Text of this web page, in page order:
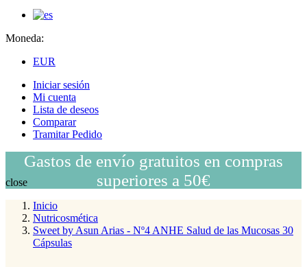
Moneda:
EUR
Iniciar sesión
Mi cuenta
Lista de deseos
Comparar
Tramitar Pedido
Gastos de envío gratuitos en compras
superiores a 50€
close
Inicio
Nutricosmética
Sweet by Asun Arias - Nº4 ANHE Salud de las Mucosas 30
Cápsulas